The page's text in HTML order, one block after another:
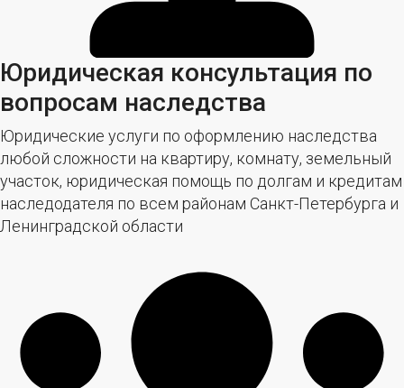
Юридическая консультация по
вопросам наследства
Юридические услуги по оформлению наследства
любой сложности на квартиру, комнату, земельный
участок, юридическая помощь по долгам и кредитам
наследодателя по всем районам Санкт-Петербурга и
Ленинградской области